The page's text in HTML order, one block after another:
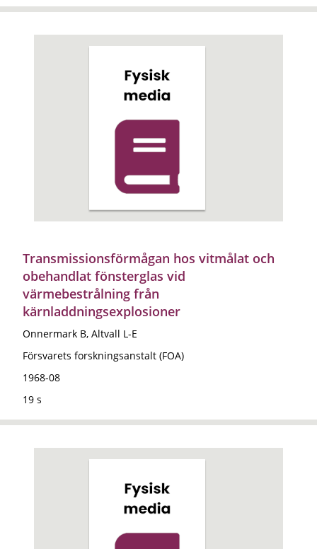
Transmissionsförmågan hos vitmålat och
obehandlat fönsterglas vid
värmebestrålning från
kärnladdningsexplosioner
Onnermark B, Altvall L-E
Försvarets forskningsanstalt (FOA)
1968-08
19 s